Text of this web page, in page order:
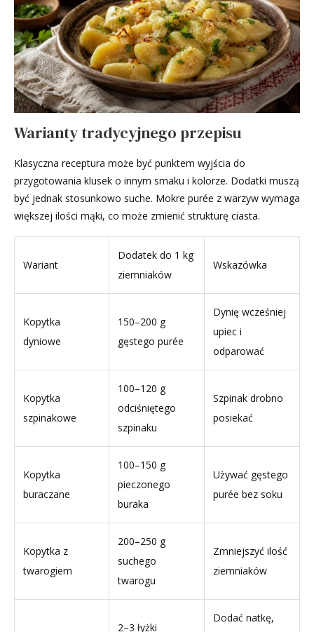
Warianty tradycyjnego przepisu
Klasyczna receptura może być punktem wyjścia do
przygotowania klusek o innym smaku i kolorze. Dodatki muszą
być jednak stosunkowo suche. Mokre purée z warzyw wymaga
większej ilości mąki, co może zmienić strukturę ciasta.
Wariant
Dodatek do 1 kg
ziemniaków
Wskazówka
Kopytka
dyniowe
150–200 g
gęstego purée
Dynię wcześniej
upiec i
odparować
Kopytka
szpinakowe
100–120 g
odciśniętego
szpinaku
Szpinak drobno
posiekać
Kopytka
buraczane
100–150 g
pieczonego
buraka
Używać gęstego
purée bez soku
Kopytka z
twarogiem
200–250 g
suchego
twarogu
Zmniejszyć ilość
ziemniaków
2–3 łyżki
Dodać natkę,